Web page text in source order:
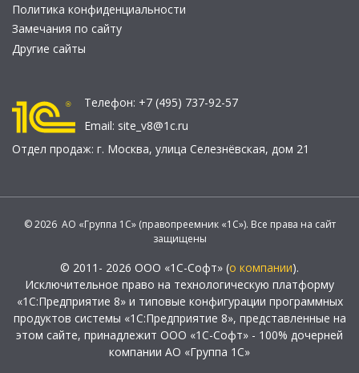
Политика конфиденциальности
Замечания по сайту
Другие сайты
Телефон: +7 (495) 737-92-57
Email: site_v8@1c.ru
Отдел продаж: г. Москва, улица Селезнёвская, дом 21
© 2026 АО «Группа 1С» (правопреемник «1С»). Все права на сайт
защищены
© 2011- 2026 ООО «1С-Софт» (о компании).
Исключительное право на технологическую платформу
«1С:Предприятие 8» и типовые конфигурации программных
продуктов системы «1С:Предприятие 8», представленные на
этом сайте, принадлежит ООО «1С-Софт» - 100% дочерней
компании АО «Группа 1С»